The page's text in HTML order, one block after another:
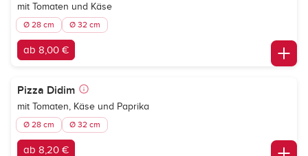
mit Tomaten und Käse
Ø 28 cm Ø 32 cm
ab 8,00 €
Pizza Didim
mit Tomaten, Käse und Paprika
Ø 28 cm Ø 32 cm
ab 8,20 €